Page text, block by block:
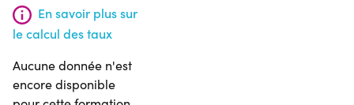
En savoir plus sur
le calcul des taux
Aucune donnée n'est
encore disponible